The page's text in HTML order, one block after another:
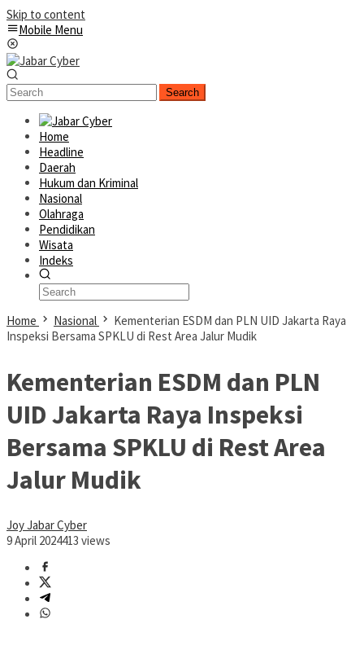
Skip to content
Mobile Menu
Search
Home
Headline
Daerah
Hukum dan Kriminal
Nasional
Olahraga
Pendidikan
Wisata
Indeks
Home Nasional
Kementerian ESDM dan PLN UID Jakarta Raya
Inspeksi Bersama SPKLU di Rest Area Jalur Mudik
Kementerian ESDM dan PLN
UID Jakarta Raya Inspeksi
Bersama SPKLU di Rest Area
Jalur Mudik
Joy Jabar Cyber
9 April 2024413 views